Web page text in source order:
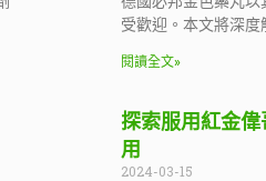
受歡迎。本文將深度
閱讀全文»
探索服用紅金
用
2024-03-15